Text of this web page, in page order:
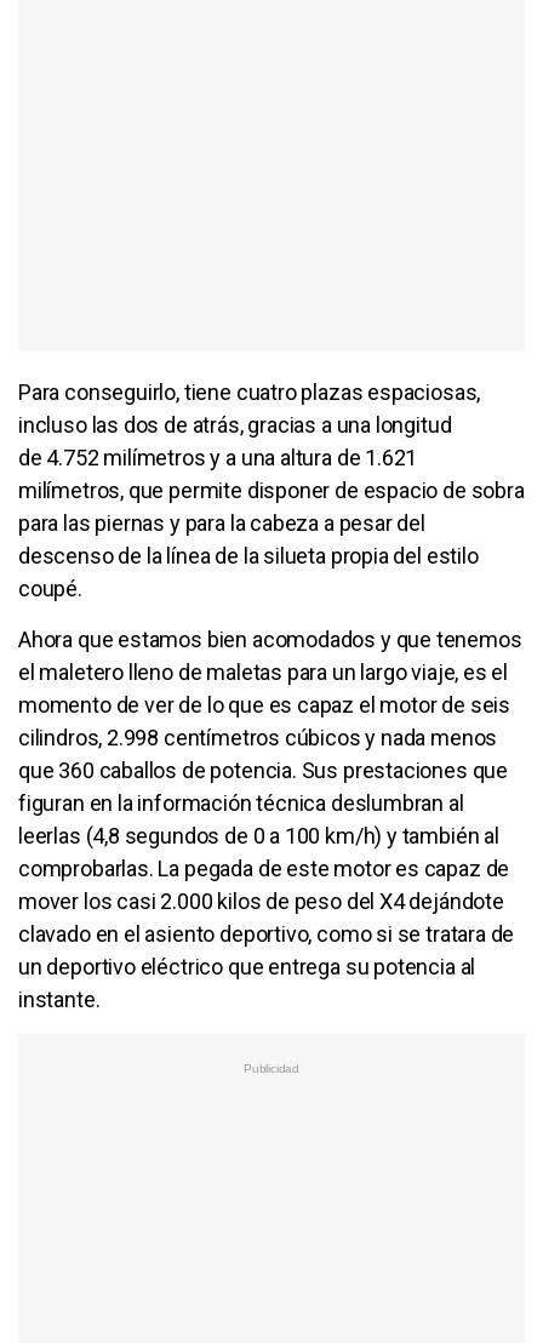
Para conseguirlo, tiene cuatro plazas espaciosas,
incluso las dos de atrás, gracias a una longitud
de 4.752 milímetros y a una altura de 1.621
milímetros, que permite disponer de espacio de sobra
para las piernas y para la cabeza a pesar del
descenso de la línea de la silueta propia del estilo
coupé.
Ahora que estamos bien acomodados y que tenemos
el maletero lleno de maletas para un largo viaje, es el
momento de ver de lo que es capaz el motor de seis
cilindros, 2.998 centímetros cúbicos y nada menos
que 360 caballos de potencia. Sus prestaciones que
figuran en la información técnica deslumbran al
leerlas (4,8 segundos de 0 a 100 km/h) y también al
comprobarlas. La pegada de este motor es capaz de
mover los casi 2.000 kilos de peso del X4 dejándote
clavado en el asiento deportivo, como si se tratara de
un deportivo eléctrico que entrega su potencia al
instante.